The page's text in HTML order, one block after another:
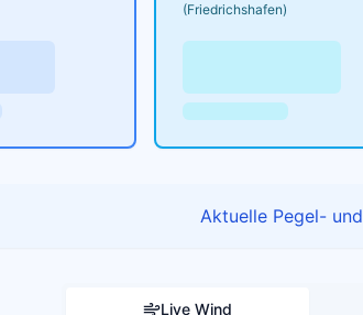
(Friedrichshafen)
Aktuelle Pegel-
Live Wind